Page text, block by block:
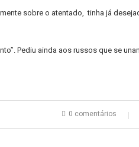
sobre o atentado, tinha já
Pediu ainda aos russos que se
0 comentários